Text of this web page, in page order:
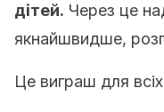
дітей. Через це
якнайшвидше,
Це виграш для